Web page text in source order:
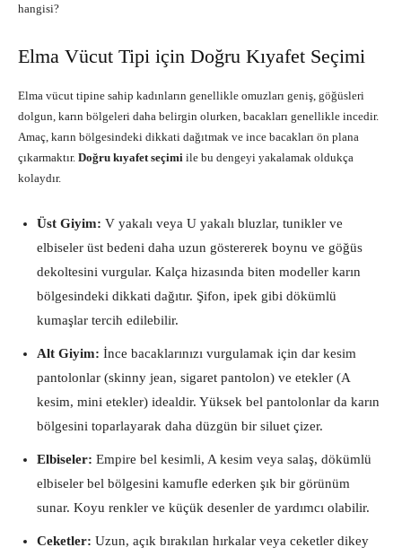
hangisi?
Elma Vücut Tipi için Doğru Kıyafet Seçimi
Elma vücut tipine sahip kadınların genellikle omuzları geniş, göğüsleri
dolgun, karın bölgeleri daha belirgin olurken, bacakları genellikle incedir.
Amaç, karın bölgesindeki dikkati dağıtmak ve ince bacakları ön plana
çıkarmaktır. Doğru kıyafet seçimi ile bu dengeyi yakalamak oldukça
kolaydır.
Üst Giyim: V yakalı veya U yakalı bluzlar, tunikler ve
elbiseler üst bedeni daha uzun göstererek boynu ve göğüs
dekoltesini vurgular. Kalça hizasında biten modeller karın
bölgesindeki dikkati dağıtır. Şifon, ipek gibi dökümlü
kumaşlar tercih edilebilir.
Alt Giyim: İnce bacaklarınızı vurgulamak için dar kesim
pantolonlar (skinny jean, sigaret pantolon) ve etekler (A
kesim, mini etekler) idealdir. Yüksek bel pantolonlar da karın
bölgesini toparlayarak daha düzgün bir siluet çizer.
Elbiseler: Empire bel kesimli, A kesim veya salaş, dökümlü
elbiseler bel bölgesini kamufle ederken şık bir görünüm
sunar. Koyu renkler ve küçük desenler de yardımcı olabilir.
Ceketler: Uzun, açık bırakılan hırkalar veya ceketler dikey